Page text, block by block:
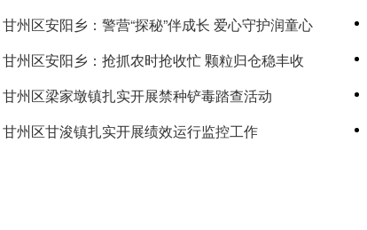
甘州区安阳乡：警营“探秘”伴成长 爱心守护润童心
甘州区安阳乡：抢抓农时抢收忙 颗粒归仓稳丰收
甘州区梁家墩镇扎实开展禁种铲毒踏查活动
甘州区甘浚镇扎实开展绩效运行监控工作